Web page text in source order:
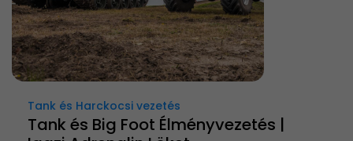
Tank és Harckocsi vezetés
Tank és Big Foot Élményvezetés |